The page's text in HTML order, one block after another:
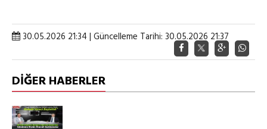
30.05.2026 21:34 | Güncelleme Tarihi: 30.05.2026 21:37
DİĞER HABERLER